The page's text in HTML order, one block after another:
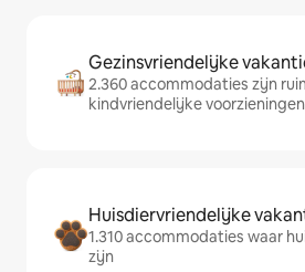
Gezinsvriendelijke
2.360 accommodaties zijn
kindvriendelijke voorzieningen
Huisdiervriendelijke
1.310 accommodaties waar
zijn